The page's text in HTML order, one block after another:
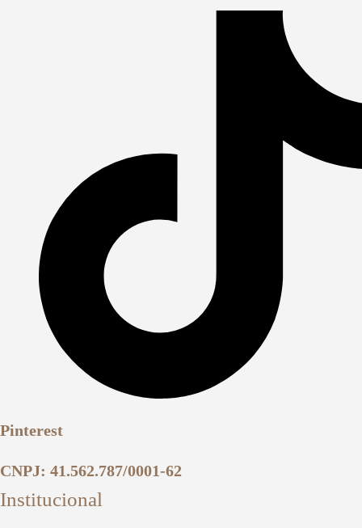
Pinterest
CNPJ: 41.562.787/0001-62
Institucional